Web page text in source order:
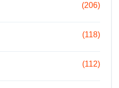
(206)
(118)
(112)